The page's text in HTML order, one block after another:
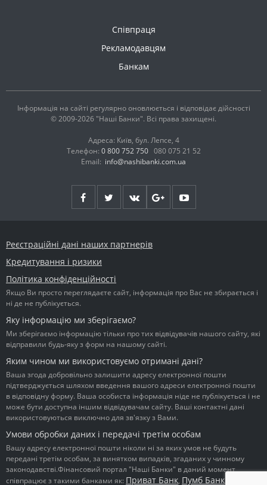
Співпраця
Рекламодавцям
Банкам
Інформація на сайті регулярно оновлюється і відповідає дійсності
© 2009-2026 "Наші Банки". Всі права захищені.
Адреса: Київ, бул. Лепсе, 4
Телефон: 0 800 752 750 080 075 21 52
Email: info@nashibanki.com.ua
Реєстраційні дані наших партнерів
Кредитування і ризики
Політика конфіденційності
Якщо Ви просто переглядаєте сайт, інформація про Вас не збирається і
ні де не публікується.
Яку інформацію ми зберігаємо?
Ми зберігаємо інформацію тільки про тих відвідувачів нашого сайту, які
відправили будь-яку з форм на нашому сайті.
Яким чином ми використовуємо отримані дані?
Ваша згода добровільно залишити адресу електронної пошти
підтверджується шляхом введення вашого адреси електронної пошти
в відповідну форму. Ваша особиста інформація ніде не публікується і не
може бути доступна іншим відвідувачам сайту. Ваші контактні дані
використовуються виключно для зв'язку з Вами.
Умови обробки даних і передачі третім особам
Вашу адресу електронної пошти ніколи ні за яких умов не будуть
передані третім особам, за винятком випадків, згаданих у чинному
законодавстві.Фінансовий портал "Наші Банки" в даний момент
співпрацює з такими банками як: Приват Банк, Пумб Банк